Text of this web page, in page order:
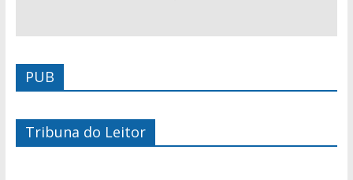
PUB
Tribuna do Leitor